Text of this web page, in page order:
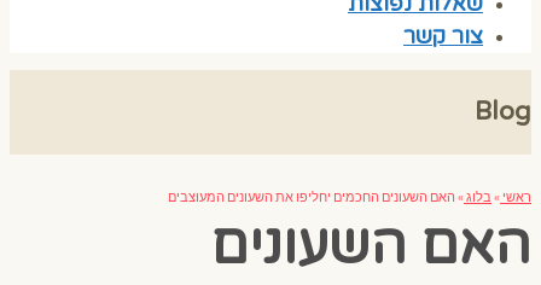
צור קשר
Blog
ראשי »בלוג» האם השעונים החכמים יחליפו את השעונים המעוצבים
האם השעונים